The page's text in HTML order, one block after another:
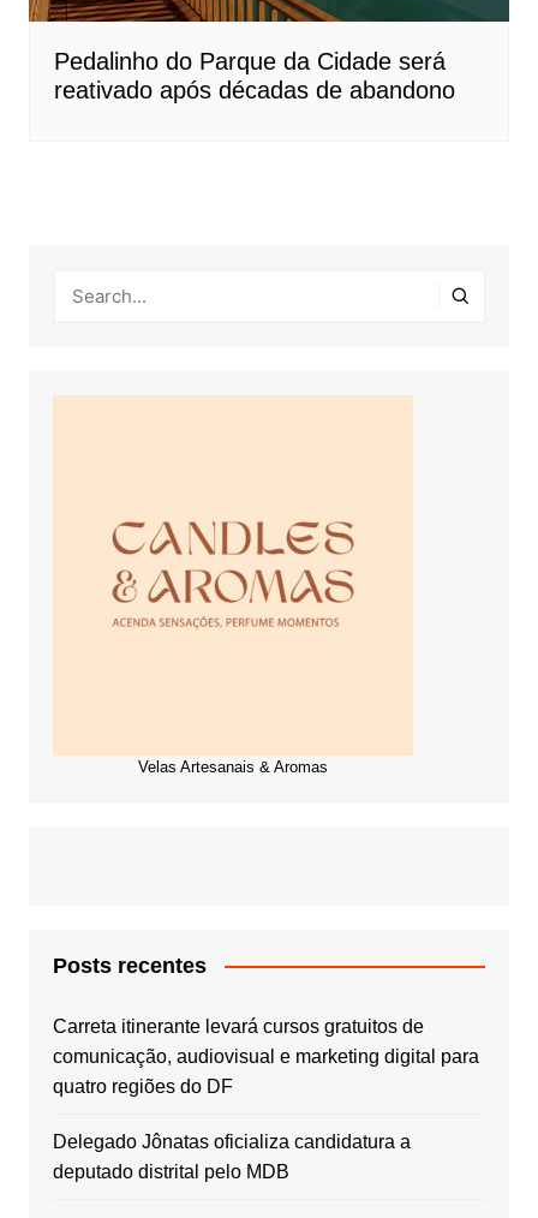
Pedalinho do Parque da Cidade será
reativado após décadas de abandono
Velas Artesanais & Aromas
Posts recentes
Carreta itinerante levará cursos gratuitos de
comunicação, audiovisual e marketing digital para
quatro regiões do DF
Delegado Jônatas oficializa candidatura a
deputado distrital pelo MDB